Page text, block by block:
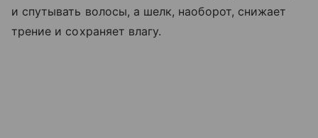
и спутывать волосы, а шелк, наоборот, снижает
трение и сохраняет влагу.